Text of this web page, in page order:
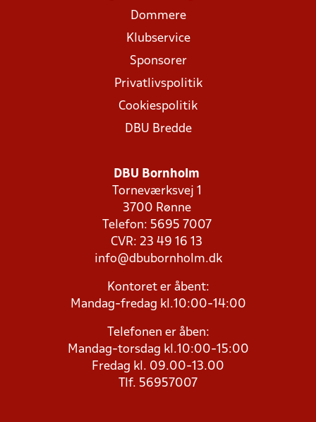
Dommere
Klubservice
Sponsorer
Privatlivspolitik
Cookiespolitik
DBU Bredde
DBU Bornholm
Torneværksvej 1
3700 Rønne
Telefon: 5695 7007
CVR: 23 49 16 13
info@dbubornholm.dk
Kontoret er åbent:
Mandag-fredag kl.10:00-14:00
Telefonen er åben:
Mandag-torsdag kl.10:00-15:00
Fredag kl. 09.00-13.00
Tlf. 56957007